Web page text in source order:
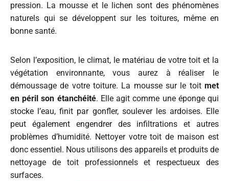
pression. La mousse et le lichen sont des phénomènes
naturels qui se développent sur les toitures, même en
bonne santé.
Selon l’exposition, le climat, le matériau de votre toit et la
végétation environnante, vous aurez à réaliser le
démoussage de votre toiture. La mousse sur le toit met
en péril son étanchéité. Elle agit comme une éponge qui
stocke l’eau, finit par gonfler, soulever les ardoises. Elle
peut également engendrer des infiltrations et autres
problèmes d’humidité. Nettoyer votre toit de maison est
donc essentiel. Nous utilisons des appareils et produits de
nettoyage de toit professionnels et respectueux des
surfaces.